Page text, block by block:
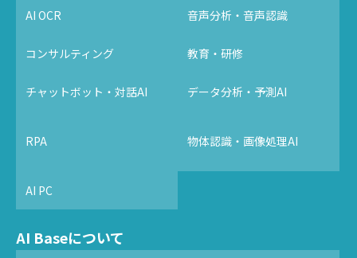
AI OCR 音声分析・音声認識
コンサルティング 教育・研修
チャットボット・対話AI データ分析・予測AI
RPA 物体認識・画像処理AI
AI PC
AI Baseについて